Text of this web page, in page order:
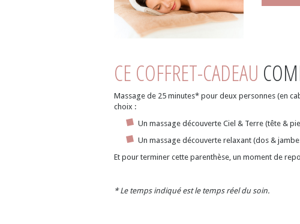
CE COFFRET-CADEAU
Massage de 25 minutes* pour deux personnes (en
choix :
Un massage découverte Ciel & Terre (tête &
Un massage découverte relaxant (dos &
Et pour terminer cette parenthèse, un moment de
* Le temps indiqué est le temps réel du soin.